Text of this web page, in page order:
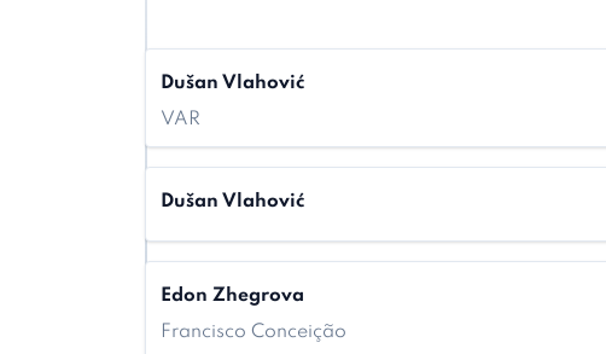
Dušan Vlahović
VAR
Dušan Vlahović
Edon Zhegrova
Francisco Conceição